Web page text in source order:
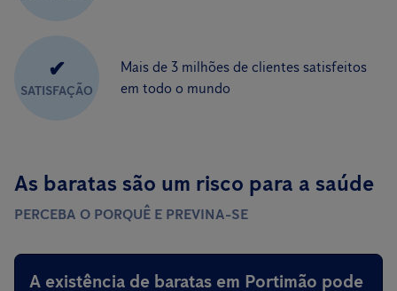
✔
SATISFAÇÃO
Mais de 3 milhões de clientes satisfeitos
em todo o mundo
As baratas são um risco para a saúde
PERCEBA O PORQUÊ E PREVINA-SE
A existência de baratas em Portimão pode